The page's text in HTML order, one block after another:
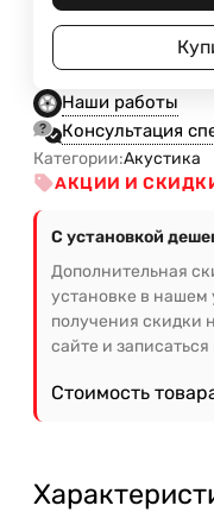
Наши работы
Консультация
Категории:Акустика
АКЦИИ И
С установкой
Дополнительная
установке в нашем
получения скидки
сайте и
Стоимость